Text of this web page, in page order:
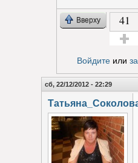
Вверху 41
Войдитеили
сб, 22/12/2012 - 22:29